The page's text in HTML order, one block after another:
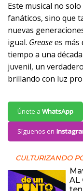
Este musical no
fanáticos, sino que
nuevas
igual. Greasees más
tiempo a una
juvenil, un
brillando con luz
Únete a WhatsApp
Síguenos en
CULTURIZANDO
AL